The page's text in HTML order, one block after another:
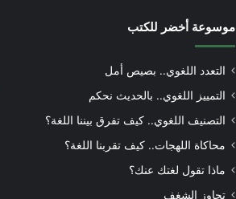
موسوعة أخضر للكتب
التعدد اللغوي.. بصيص أمل
التمييز اللغوي.. بالحديث نحكم
التصنيف اللغوي.. كيف تفرق بيننا اللغة؟
محاكاة اللهجات.. كيف تقربنا اللغة؟
ماذا تقول لغتك عنك؟
تجاوز الشغف